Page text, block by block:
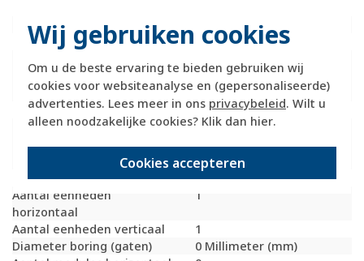
Wij gebruiken cookies
Om u de beste ervaring te bieden gebruiken wij
cookies voor websiteanalyse en (gepersonaliseerde)
advertenties. Lees meer in ons privacybeleid. Wilt u
alleen noodzakelijke cookies? Klik dan hier.
Cookies accepteren
Uitvoering oppervlakte
Geschikt voor wandgoot
Ja
inbouwinstallatie
(stucwerk)
Bondige uitvoering
Nee
Geschikt voor
inbouwinstallatie (geen
Ja
Inbouwmontage (stucwerk)
Ja
Aantal eenheden
horizontaal
1
Aantal eenheden verticaal
1
Diameter boring (gaten)
0 Millimeter (mm)